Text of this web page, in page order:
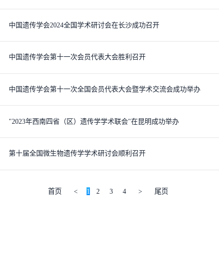
中国遗传学会2024全国学术研讨会在长沙成功召开
中国遗传学会第十一次会员代表大会胜利召开
中国遗传学会第十一次全国会员代表大会暨学术交流会成功举办
"2023年西南四省（区）遗传学学术联会"在昆明成功举办
第十届全国微生物遗传学学术研讨会顺利召开
首页 < 1 2 3 4 > 尾页